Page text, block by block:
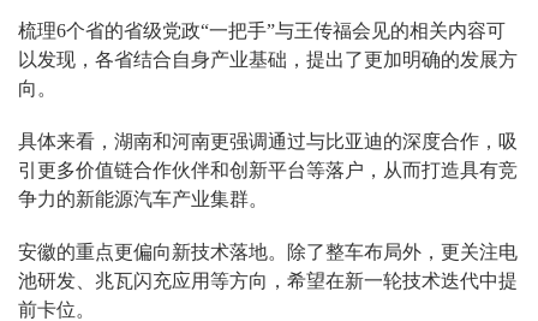
梳理6个省的省级党政“一把手”与王传福会见的相关内容可
以发现，各省结合自身产业基础，提出了更加明确的发展方
向。
具体来看，湖南和河南更强调通过与比亚迪的深度合作，吸
引更多价值链合作伙伴和创新平台等落户，从而打造具有竞
争力的新能源汽车产业集群。
安徽的重点更偏向新技术落地。除了整车布局外，更关注电
池研发、兆瓦闪充应用等方向，希望在新一轮技术迭代中提
前卡位。